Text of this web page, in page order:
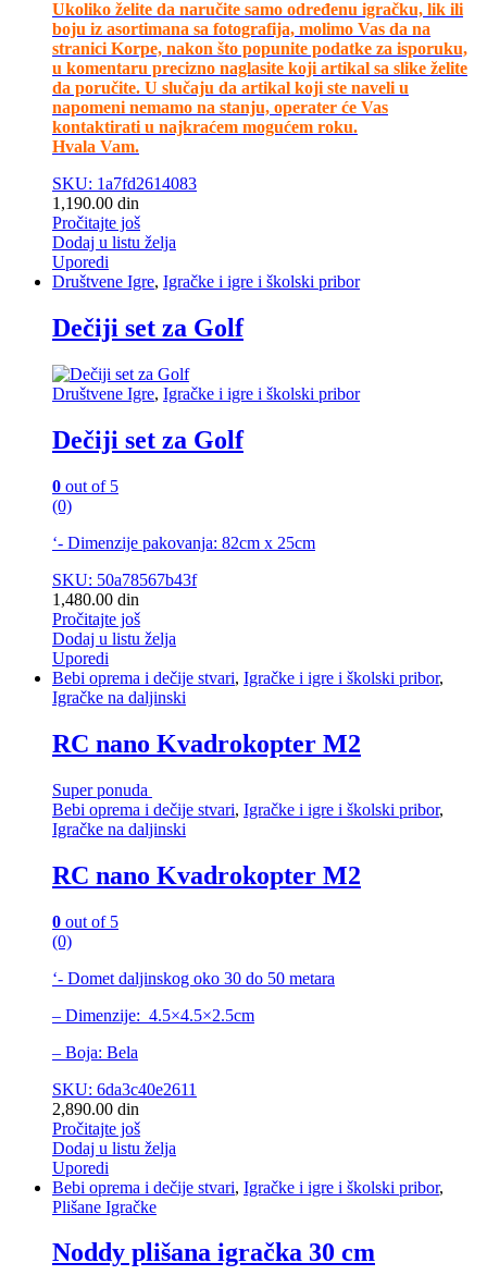
Ukoliko želite da naručite samo određenu igračku, lik ili
boju iz asortimana sa fotografija, molimo Vas da na
stranici Korpe, nakon što popunite podatke za isporuku,
u komentaru precizno naglasite koji artikal sa slike želite
da poručite. U slučaju da artikal koji ste naveli u
napomeni nemamo na stanju, operater će Vas
kontaktirati u najkraćem mogućem roku.
Hvala Vam.
SKU: 1a7fd2614083
1,190.00 din
Pročitajte još
Dodaj u listu želja
Uporedi
Društvene Igre, Igračke i igre i školski pribor
Dečiji set za Golf
Društvene Igre, Igračke i igre i školski pribor
Dečiji set za Golf
0 out of 5
(0)
‘- Dimenzije pakovanja: 82cm x 25cm
SKU: 50a78567b43f
1,480.00 din
Pročitajte još
Dodaj u listu želja
Uporedi
Bebi oprema i dečije stvari, Igračke i igre i školski pribor,
Igračke na daljinski
RC nano Kvadrokopter M2
Super ponuda
Bebi oprema i dečije stvari, Igračke i igre i školski pribor,
Igračke na daljinski
RC nano Kvadrokopter M2
0 out of 5
(0)
‘- Domet daljinskog oko 30 do 50 metara
– Dimenzije: 4.5×4.5×2.5cm
– Boja: Bela
SKU: 6da3c40e2611
2,890.00 din
Pročitajte još
Dodaj u listu želja
Uporedi
Bebi oprema i dečije stvari, Igračke i igre i školski pribor,
Plišane Igračke
Noddy plišana igračka 30 cm